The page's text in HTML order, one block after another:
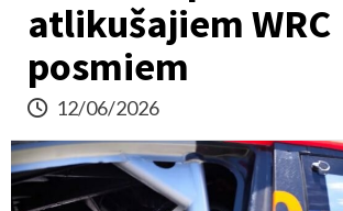
atlikušajiem WRC
posmiem
12/06/2026